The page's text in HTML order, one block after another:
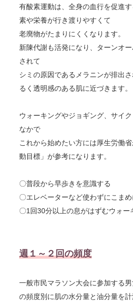
有酸素運動は、全身の血行を促進
素や栄養が行き渡りやすくて
老廃物がたまりにくくなります。
新陳代謝も活発になり、ターンオ
されて
シミの原因であるメラニンが排出
るく透明感のある肌に近づきます。
ウォーキングやジョギング、サイ
なかで
これから始めたい方には厚生労働
動目標」が参考になります。
〇普段から早歩きを意識する
〇エレベーターなど使わずにこま
〇1回30分以上の息がはずむウォー
週１～２回の頻度
一般市民マラソン大会に参加する
の頻度別に肌の水分量と油分量を